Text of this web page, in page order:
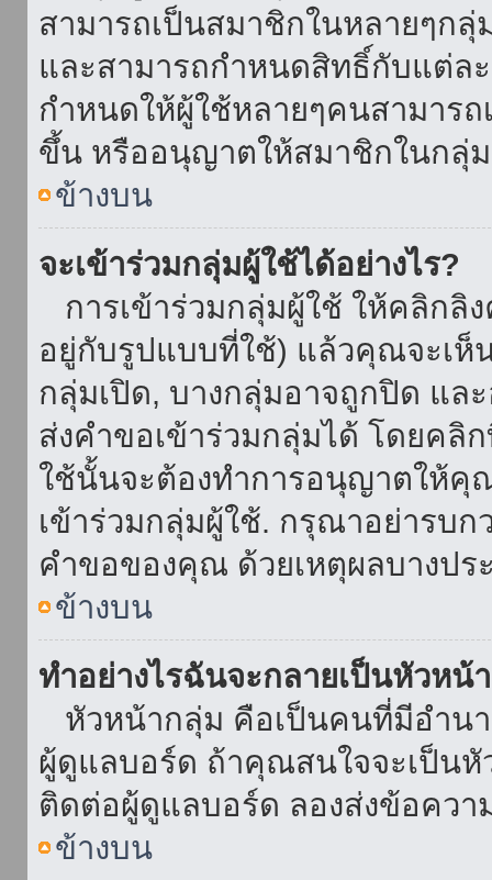
สามารถเป็นสมาชิกในหลายๆก
และสามารถกำหนดสิทธิ์กับแต่ล
กำหนดให้ผู้ใช้หลายๆคนสามารถ
ขึ้น หรืออนุญาตให้สมาชิกในกลุ่ม
ข้างบน
จะเข้าร่วมกลุ่มผู้ใช้ได้อย่างไร?
การเข้าร่วมกลุ่มผู้ใช้ ให้คลิก
อยู่กับรูปแบบที่ใช้) แล้วคุณจะเห็
กลุ่มเปิด, บางกลุ่มอาจถูกปิด แ
ส่งคำขอเข้าร่วมกลุ่มได้ โดยคลิ
ใช้นั้นจะต้องทำการอนุญาตให้คุ
เข้าร่วมกลุ่มผู้ใช้. กรุณาอย่ารบก
คำขอของคุณ ด้วยเหตุผลบางปร
ข้างบน
ทำอย่างไรฉันจะกลายเป็นหัวหน้
หัวหน้ากลุ่ม คือเป็นคนที่มีอำนา
ผู้ดูแลบอร์ด ถ้าคุณสนใจจะเป็น
ติดต่อผู้ดูแลบอร์ด ลองส่งข้อคว
ข้างบน